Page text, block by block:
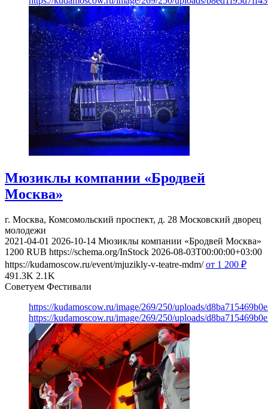
Мюзиклы компании «Бродвей
Москва»
г. Москва, Комсомольский проспект, д. 28 Московский дворец
молодежи
2021-04-01 2026-10-14 Мюзиклы компании «Бродвей Москва»
1200 RUB https://schema.org/InStock 2026-08-03T00:00:00+03:00
https://kudamoscow.ru/event/mjuzikly-v-teatre-mdm/ от 1 200 ₽
491.3K 2.1K
Советуем Фестивали
https://kudamoscow.ru/image/269/250/uploads/
https://kudamoscow.ru/image/269/250/uploads/